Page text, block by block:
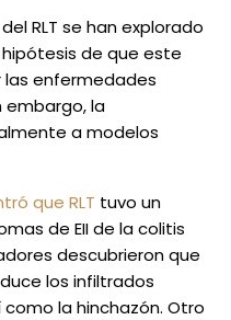
RLT se han explorado
de que este
enfermedades
embargo, la
a modelos
que RLT tuvo un
de EII de la colitis
descubrieron que
los infiltrados
la hinchazón. Otro